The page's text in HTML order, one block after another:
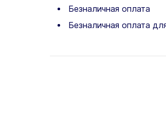
Безналичная оплата
Безналичная оплата